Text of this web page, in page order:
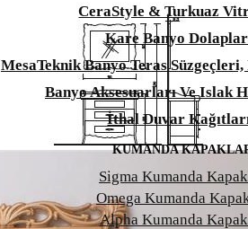
CeraStyle & Turkuaz
Kare Banyo
MesaTeknik Banyo Teras
Banyo Aksesuarları Ve Islak
İthal Duvar
KUMANDA
Sigma Kumanda
Omega Kumanda
Alpha Kumanda